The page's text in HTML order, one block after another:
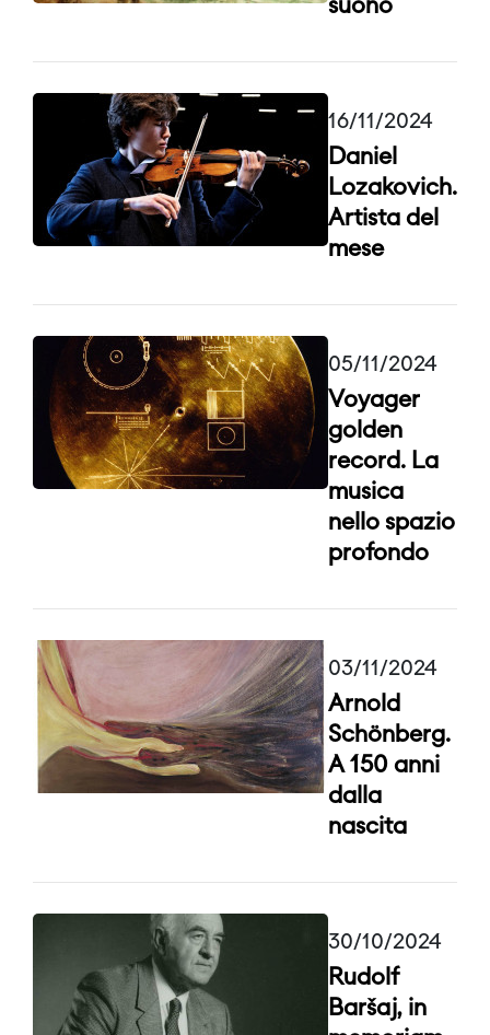
suono
16/11/2024
Daniel
Lozakovich.
Artista del
mese
05/11/2024
Voyager
golden
record. La
musica
nello spazio
profondo
03/11/2024
Arnold
Schönberg.
A 150 anni
dalla
nascita
30/10/2024
Rudolf
Baršaj, in